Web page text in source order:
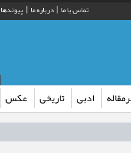
تماس با ما درباره ما پیوندها
ادبی تاریخی عکس